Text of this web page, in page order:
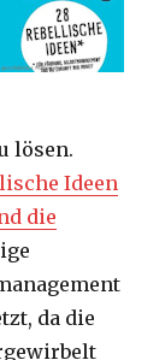
lösen.
Ideen
die
da die